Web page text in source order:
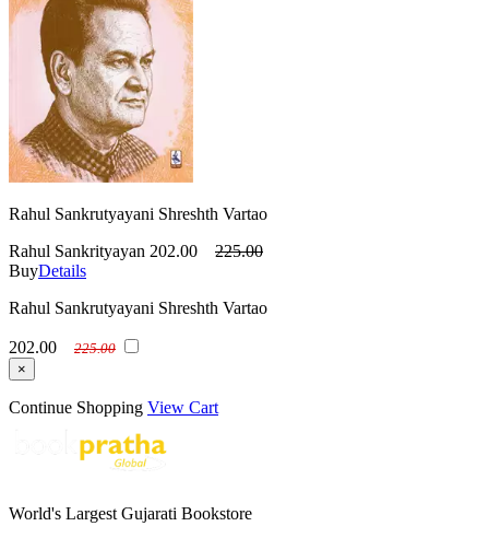
Rahul Sankrutyayani Shreshth Vartao
Rahul Sankrityayan 202.00
225.00
BuyDetails
Rahul Sankrutyayani Shreshth Vartao
202.00
225.00
×
Continue Shopping View Cart
World's Largest Gujarati Bookstore